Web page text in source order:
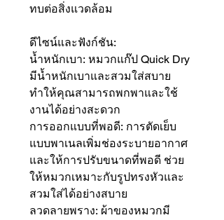
ทบต่อสิ่งแวดล้อม
ดีไซน์และฟังก์ชัน:
น้ำหนักเบา: หมวกแก๊ป Quick Dry
มีน้ำหนักเบาและสวมใส่สบาย
ทำให้คุณสามารถพกพาและใช้
งานได้อย่างสะดวก
การออกแบบที่พอดี: การตัดเย็บ
แบบพาเนลเพิ่มช่องระบายอากาศ
และให้การปรับขนาดที่พอดี ช่วย
ให้หมวกเหมาะกับรูปทรงหัวและ
สวมใส่ได้อย่างสบาย
ลวดลายพราง: ผ้าของหมวกมี